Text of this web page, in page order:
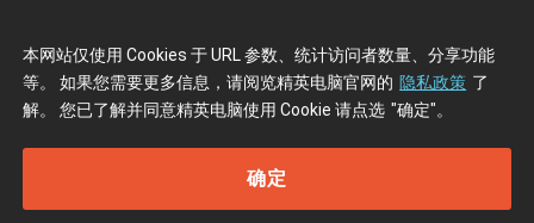
本网站仅使用 Cookies 于 URL 参数、统计访问者数量、分享功能
等。 如果您需要更多信息，请阅览精英电脑官网的 隐私政策 了
解。 您已了解并同意精英电脑使用 Cookie 请点选 "确定"。
确定